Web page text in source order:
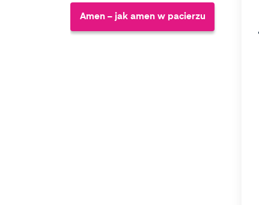
Amen – jak amen w pacierzu